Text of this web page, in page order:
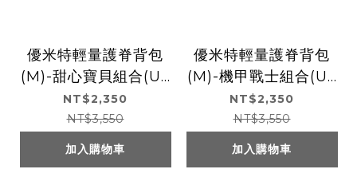
優米特輕量護脊背包
(M)-甜心寶貝組合(U9
551)
NT$2,350
NT$3,550
加入購物車
優米特輕量護脊背包
(M)-機甲戰士組合(U9
551)
NT$2,350
NT$3,550
加入購物車